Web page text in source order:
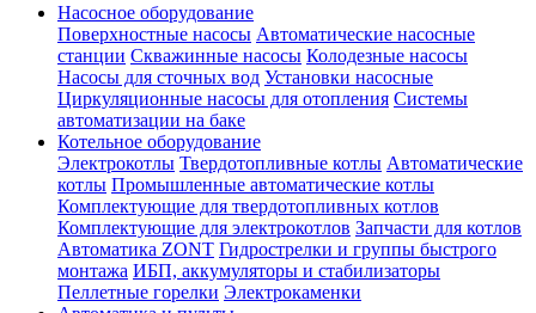
Насосное оборудование
Поверхностные насосы Автоматические насосные
станции Скважинные насосы Колодезные насосы
Насосы для сточных вод Установки насосные
Циркуляционные насосы для отопления Системы
автоматизации на баке
Котельное оборудование
Электрокотлы Твердотопливные котлы Автоматические
котлы Промышленные автоматические котлы
Комплектующие для твердотопливных котлов
Комплектующие для электрокотлов Запчасти для котлов
Автоматика ZONT Гидрострелки и группы быстрого
монтажа ИБП, аккумуляторы и стабилизаторы
Пеллетные горелки Электрокаменки